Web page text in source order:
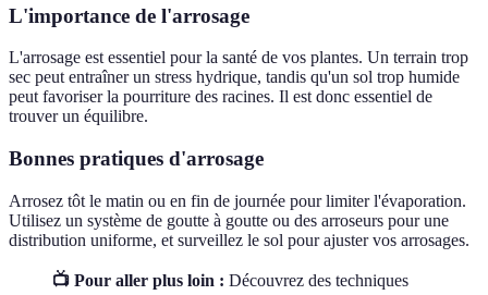
L'importance de l'arrosage
L'arrosage est essentiel pour la santé de vos plantes. Un terrain trop
sec peut entraîner un stress hydrique, tandis qu'un sol trop humide
peut favoriser la pourriture des racines. Il est donc essentiel de
trouver un équilibre.
Bonnes pratiques d'arrosage
Arrosez tôt le matin ou en fin de journée pour limiter l'évaporation.
Utilisez un système de goutte à goutte ou des arroseurs pour une
distribution uniforme, et surveillez le sol pour ajuster vos arrosages.
📺 Pour aller plus loin : Découvrez des techniques